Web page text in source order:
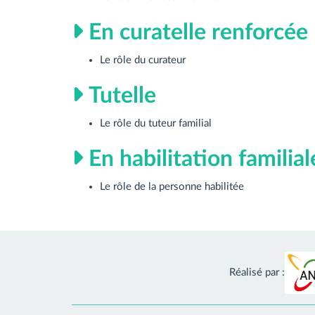
En curatelle renforcée
Le rôle du curateur
Tutelle
Le rôle du tuteur familial
En habilitation
Le rôle de la personne habilitée
Réalisé par :